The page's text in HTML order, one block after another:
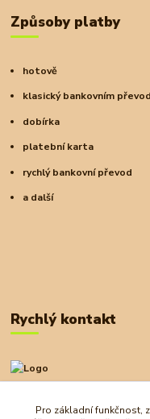
Způsoby platby
hotově
klasický bankovním
dobírka
platební karta
rychlý bankovní převod
a další
Rychlý kontakt
+420 727 972 830
Pro základní funkčnost,